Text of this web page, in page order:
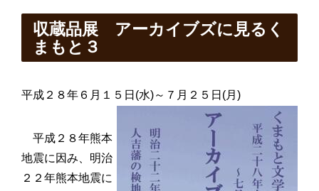
収蔵品展 アーカイブズに見るく
まもと３
平成 ２８年 ６月 １５日 (水)～７月 ２５日 (月)
平成 ２８年熊本
地震に因み、明治
２２年熊本地震に